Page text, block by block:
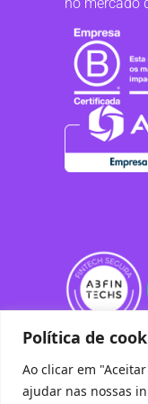
Política de
Ao clicar em
ajudar nas nossas